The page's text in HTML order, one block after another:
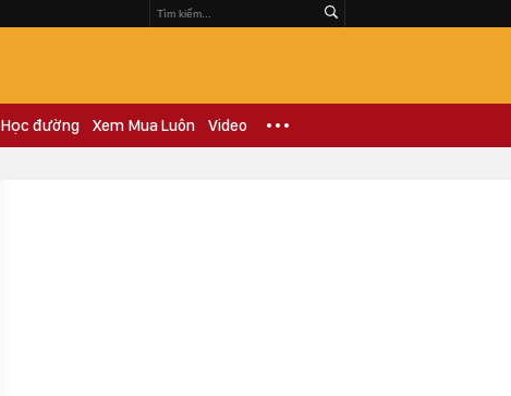
Học đường Xem Mua Luôn Video